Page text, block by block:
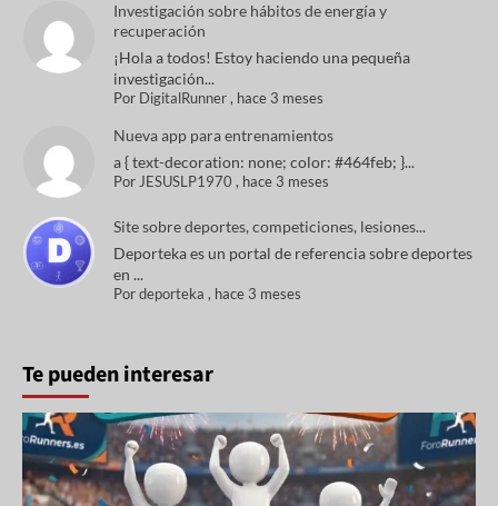
Investigación sobre hábitos de energía y
recuperación
¡Hola a todos! Estoy haciendo una pequeña
investigación...
Por DigitalRunner, hace 3 meses
Nueva app para entrenamientos
a { text-decoration: none; color: #464feb; }...
PorJESUSLP1970 , hace 3 meses
Site sobre deportes, competiciones, lesiones...
Deporteka es un portal de referencia sobre deportes
en ...
Pordeporteka , hace 3 meses
Te pueden interesar